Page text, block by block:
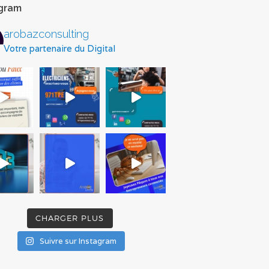
arobazconsulting
Votre partenaire du Digital
CHARGER PLUS
Suivre sur Instagram